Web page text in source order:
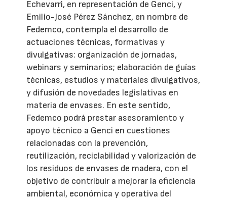
Echevarri, en representación de Genci, y
Emilio-José Pérez Sánchez, en nombre de
Fedemco, contempla el desarrollo de
actuaciones técnicas, formativas y
divulgativas: organización de jornadas,
webinars y seminarios; elaboración de guías
técnicas, estudios y materiales divulgativos,
y difusión de novedades legislativas en
materia de envases. En este sentido,
Fedemco podrá prestar asesoramiento y
apoyo técnico a Genci en cuestiones
relacionadas con la prevención,
reutilización, reciclabilidad y valorización de
los residuos de envases de madera, con el
objetivo de contribuir a mejorar la eficiencia
ambiental, económica y operativa del